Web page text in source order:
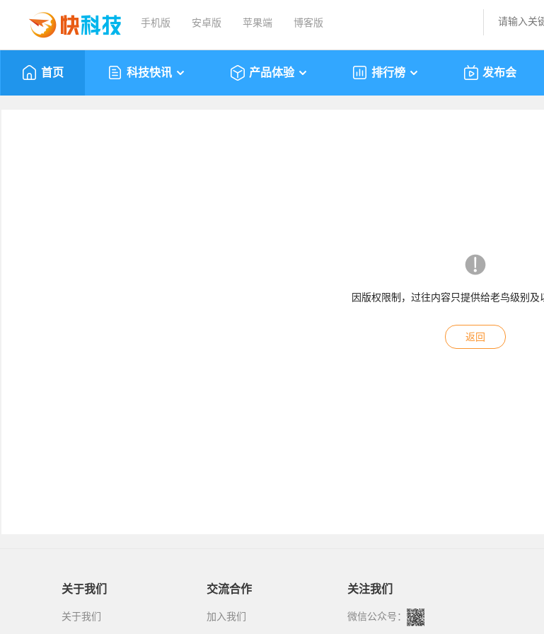
手机版 安卓版 苹果端 博客版
首页 科技快讯 产品体验 排行榜 发布会
因版权限制，过往内容只提供给老鸟级别及
返回
关于我们
关于我们
交流合作
加入我们
关注我们
微信公众号：